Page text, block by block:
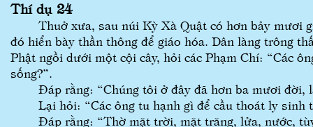
Thí dụ 24
Thuở xưa, sau núi Kỳ Xà Quật có hơn bảy mươi
đó hiển bày thần thông để giáo hóa. Dân làng trông
Phật ngồi dưới một cội cây, hỏi các Phạm Chí: “Các
sống?”.
Đáp rằng: “Chúng tôi ở đây đã hơn ba mươi đời,
Lại hỏi: “Các ông tu hạnh gì để cầu thoát ly sinh
Đáp rằng: “Thờ mặt trời, mặt trăng, lửa, nước,